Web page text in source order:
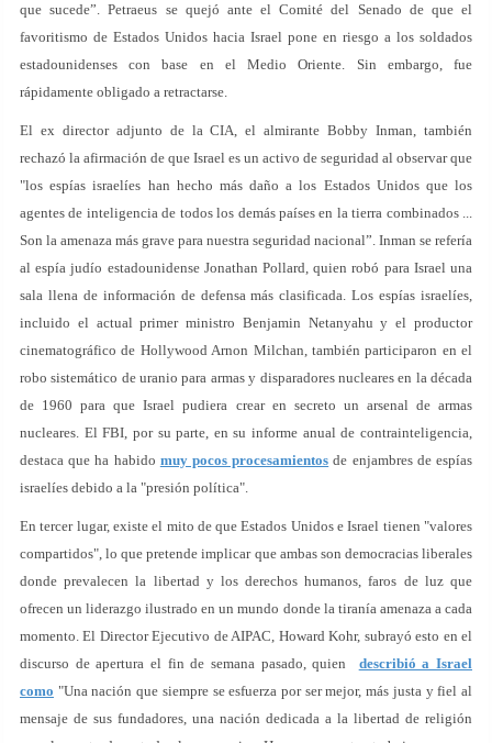
que sucede”. Petraeus se quejó ante el Comité del Senado de que el
favoritismo de Estados Unidos hacia Israel pone en riesgo a los soldados
estadounidenses con base en el Medio Oriente. Sin embargo, fue
rápidamente obligado a retractarse.
El ex director adjunto de la CIA, el almirante Bobby Inman, también
rechazó la afirmación de que Israel es un activo de seguridad al observar que
"los espías israelíes han hecho más daño a los Estados Unidos que los
agentes de inteligencia de todos los demás países en la tierra combinados ...
Son la amenaza más grave para nuestra seguridad nacional”. Inman se refería
al espía judío estadounidense Jonathan Pollard, quien robó para Israel una
sala llena de información de defensa más clasificada. Los espías israelíes,
incluido el actual primer ministro Benjamin Netanyahu y el productor
cinematográfico de Hollywood Arnon Milchan, también participaron en el
robo sistemático de uranio para armas y disparadores nucleares en la década
de 1960 para que Israel pudiera crear en secreto un arsenal de armas
nucleares. El FBI, por su parte, en su informe anual de contrainteligencia,
destaca que ha habido muy pocos procesamientos de enjambres de espías
israelíes debido a la "presión política".
En tercer lugar, existe el mito de que Estados Unidos e Israel tienen "valores
compartidos", lo que pretende implicar que ambas son democracias liberales
donde prevalecen la libertad y los derechos humanos, faros de luz que
ofrecen un liderazgo ilustrado en un mundo donde la tiranía amenaza a cada
momento. El Director Ejecutivo de AIPAC, Howard Kohr, subrayó esto en el
discurso de apertura el fin de semana pasado, quien describió a Israel
como "Una nación que siempre se esfuerza por ser mejor, más justa y fiel al
mensaje de sus fundadores, una nación dedicada a la libertad de religión